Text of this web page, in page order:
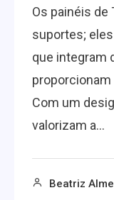
Os painéis de
suportes;
que integram
Com um
valorizam a…
Beatriz